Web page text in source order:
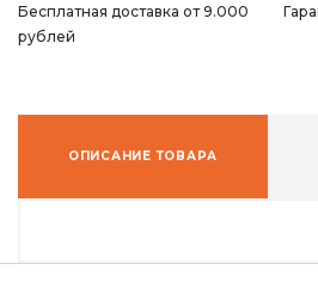
Бесплатная доставка от 9.000
рублей
ОПИСАНИЕ ТОВАРА